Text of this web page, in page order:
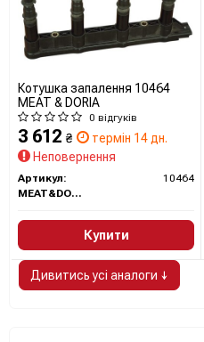
Котушка запалення 10464
MEAT & DORIA
0 відгуків
3 612 ₴
термін 14 дн.
Неповернення
Артикул:
10464
MEAT&DORIA
Купити
Дивитись усі аналоги ↓